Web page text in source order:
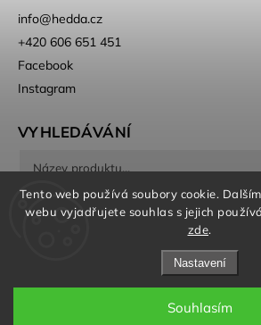
Tento web používá soubory cookie.
webu vyjadřujete souhlas s jejich
zde.
Nastavení
Souhlasím
info@hedda.cz
+420 606 651 451
Facebook
Instagram
VYHLEDÁVÁNÍ
Hledat